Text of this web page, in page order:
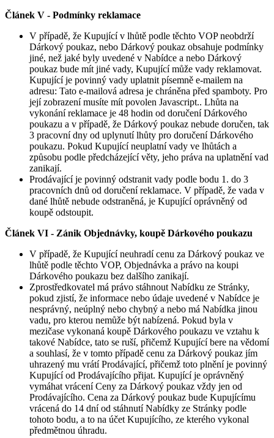
Článek V - Podmínky reklamace
V případě, že Kupující v lhůtě podle těchto VOP neobdrží
Dárkový poukaz, nebo Dárkový poukaz obsahuje podmínky
jiné, než jaké byly uvedené v Nabídce a nebo Dárkový
poukaz bude mít jiné vady, Kupující může vady reklamovat.
Kupující je povinný vady uplatnit písemně e-mailem na
adresu: Tato e-mailová adresa je chráněna před spamboty. Pro
její zobrazení musíte mít povolen Javascript.. Lhůta na
vykonání reklamace je 48 hodin od doručení Dárkového
poukazu a v případě, že Dárkový poukaz nebude doručen, tak
3 pracovní dny od uplynutí lhůty pro doručení Dárkového
poukazu. Pokud Kupující neuplatní vady ve lhůtách a
způsobu podle předcházející věty, jeho práva na uplatnění vad
zanikají.
Prodávající je povinný odstranit vady podle bodu 1. do 3
pracovních dnů od doručení reklamace. V případě, že vada v
dané lhůtě nebude odstraněná, je Kupující oprávněný od
koupě odstoupit.
Článek VI - Zánik Objednávky, koupě Dárkového poukazu
V případě, že Kupující neuhradí cenu za Dárkový poukaz ve
lhůtě podle těchto VOP, Objednávka a právo na koupi
Dárkového poukazu bez dalšího zanikají.
Zprostředkovatel má právo stáhnout Nabídku ze Stránky,
pokud zjistí, že informace nebo údaje uvedené v Nabídce je
nesprávný, neúplný nebo chybný a nebo má Nabídka jinou
vadu, pro kterou nemůže být nabízená. Pokud byla v
mezičase vykonaná koupě Dárkového poukazu ve vztahu k
takové Nabídce, tato se ruší, přičemž Kupující bere na vědomí
a souhlasí, že v tomto případě cenu za Dárkový poukaz jím
uhrazený mu vrátí Prodávající, přičemž toto plnění je povinný
Kupující od Prodávajícího přijat. Kupující je oprávněný
vymáhat vrácení Ceny za Dárkový poukaz vždy jen od
Prodávajícího. Cena za Dárkový poukaz bude Kupujícímu
vrácená do 14 dní od stáhnutí Nabídky ze Stránky podle
tohoto bodu, a to na účet Kupujícího, ze kterého vykonal
předmětnou úhradu.